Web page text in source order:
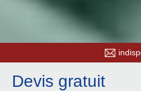
Devis gratuit